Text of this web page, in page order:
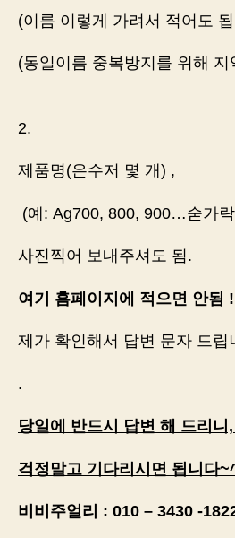
(이름 이렇게 가려서 적어도
(동일이름 중복방지를 위해
2.
제품명(은수저 몇 개) ,
(예: Ag700, 800, 900…숟가
사진찍어 보내주셔도 됨.
여기 홈페이지에 적으면 안
제가 확인해서 답변 문자 드립
.
당일에 반드시 답변 해 드리니,
걱정말고 기다리시면 됩니다
비비주얼리 : 010 – 3430 -